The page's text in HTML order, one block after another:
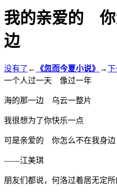
我的亲爱的 你
边
没有了 ← 《忽而今夏小说》 →下
一个人过一天 像过一年
海的那一边 乌云一整片
我很想为了你快乐一点
可是亲爱的 你怎么不在我身边
——江美琪
朋友们都说，何洛过着居无定所